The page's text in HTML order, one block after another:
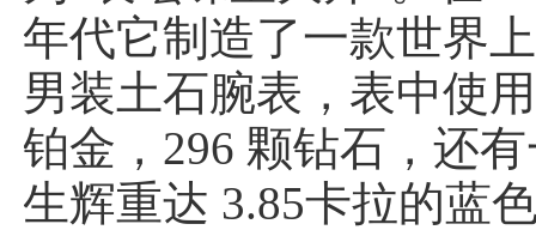
年代它制造了一款世界
男装土石腕表，表中使
铂金，296 颗钻石，还
生辉重达 3.85卡拉的蓝